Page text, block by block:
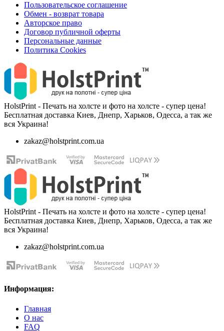
Пользовательское соглашение
Обмен - возврат товара
Авторское право
Договор публичной оферты
Персональные данные
Политика Cookies
HolstPrint - Печать на холсте и фото на холсте - супер цена!
Бесплатная доставка Киев, Днепр, Харьков, Одесса, а так же
вся Украина!
zakaz@holstprint.com.ua
HolstPrint - Печать на холсте и фото на холсте - супер цена!
Бесплатная доставка Киев, Днепр, Харьков, Одесса, а так же
вся Украина!
zakaz@holstprint.com.ua
Информация:
Главная
О нас
FAQ